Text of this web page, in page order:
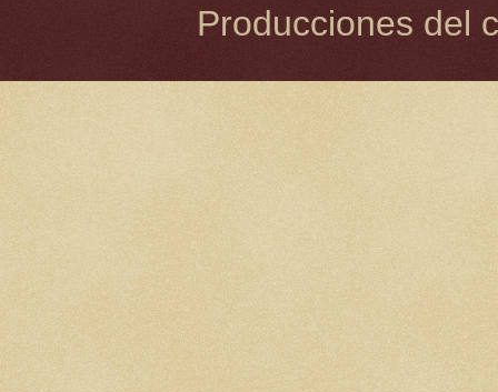
Producciones del